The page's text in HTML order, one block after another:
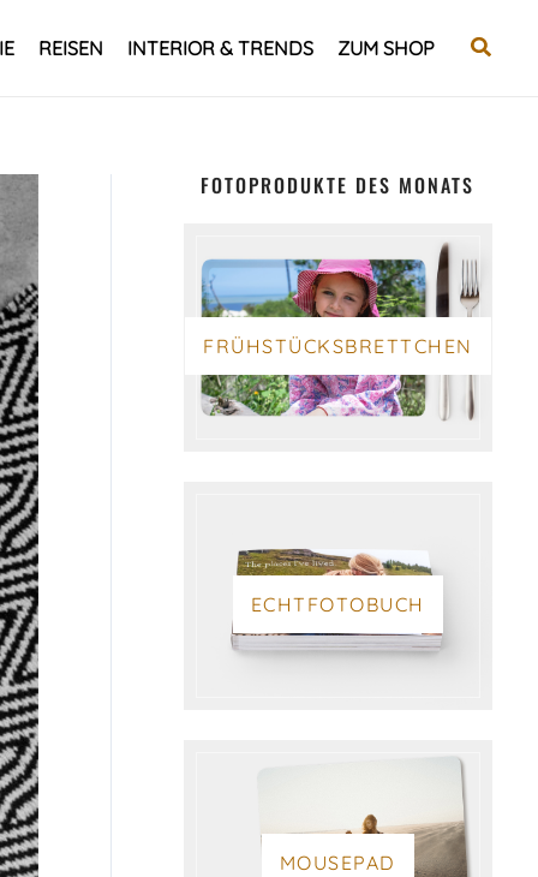
REISEN INTERIOR & TRENDS ZUM SHOP
FOTOPRODUKTE DES MONATS
FRÜHSTÜCKSBRETTCHEN
ECHTFOTOBUCH
MOUSEPAD